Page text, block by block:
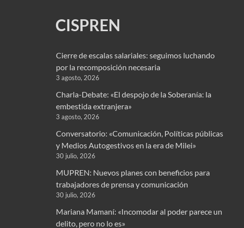
CISPREN
Cierre de escalas salariales: seguimos luchando
por la recomposición necesaria
3 agosto, 2026
Charla-Debate: «El despojo de la Soberanía: la
embestida extranjera»
3 agosto, 2026
Conversatorio: «Comunicación, Políticas públicas
y Medios Autogestivos en la era de Milei»
30 julio, 2026
MUPREN: Nuevos planes con beneficios para
trabajadores de prensa y comunicación
30 julio, 2026
Mariana Mamaní: «Incomodar al poder parece un
delito, pero no lo es»